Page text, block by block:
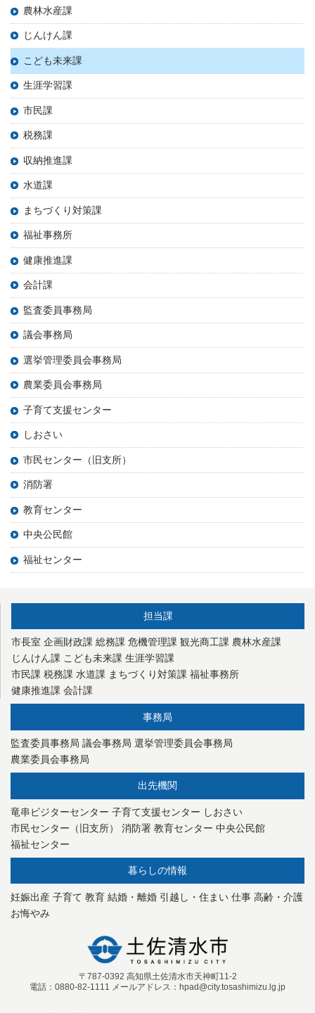
農林水産課
じんけん課
こども未来課
生涯学習課
市民課
税務課
収納推進課
水道課
まちづくり対策課
福祉事務所
健康推進課
会計課
監査委員事務局
議会事務局
選挙管理委員会事務局
農業委員会事務局
子育て支援センター
しおさい
市民センター（旧支所）
消防署
教育センター
中央公民館
福祉センター
担当課
市長室 企画財政課 総務課 危機管理課 観光商工課 農林水産課
じんけん課 こども未来課 生涯学習課
市民課 税務課 水道課 まちづくり対策課 福祉事務所
健康推進課 会計課
事務局
監査委員事務局 議会事務局 選挙管理委員会事務局
農業委員会事務局
出先機関
竜串ビジターセンター 子育て支援センター しおさい
市民センター（旧支所）
消防署 教育センター 中央公民館
福祉センター
暮らしの情報
妊娠出産 子育て 教育 結婚・離婚 引越し・住まい 仕事 高齢・介護
お悔やみ
〒787-0392 高知県土佐清水市天神町11-2
電話：0880-82-1111 メールアドレス：hpad@city.tosashimizu.lg.jp